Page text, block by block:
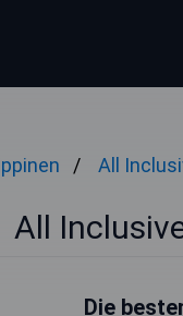
All
All
Die